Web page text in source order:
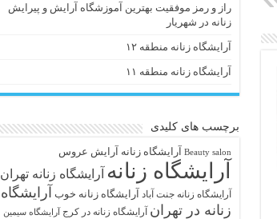
راز و رمز موفقیت بهترین آموزشگاه آرایش و پیرایش
زنانه در شهریار
آرایشگاه زنانه منطقه ۱۲
آرایشگاه زنانه منطقه ۱۱
برچسب های کلیدی
Beauty salon آرايشگاه زنانه آرایش عروس
آرایشگاه زنانه آرایشگاه زنانه تهران
آرایشگاه زنانه جنت آباد آرایشگاه زنانه خوب آرایشگاه
زنانه در تهران آرایشگاه زنانه در کرج
آرایشگاه سیمین